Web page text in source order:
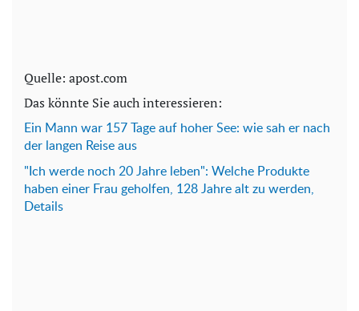
Quelle: apost.com
Das könnte Sie auch interessieren:
Ein Mann war 157 Tage auf hoher See: wie sah er nach
der langen Reise aus
"Ich werde noch 20 Jahre leben": Welche Produkte
haben einer Frau geholfen, 128 Jahre alt zu werden,
Details